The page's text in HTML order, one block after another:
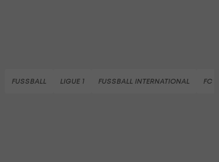
FUSSBALL LIGUE 1 FUSSBALL INTERNATIONAL FC